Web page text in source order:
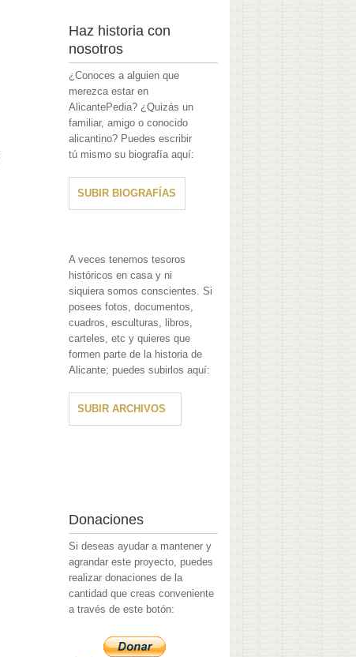
Haz historia con
nosotros
¿Conoces a alguien que
merezca estar en
AlicantePedia? ¿Quizás un
familiar, amigo o conocido
alicantino? Puedes escribir
tú mismo su biografía aquí:
SUBIR BIOGRAFÍAS
A veces tenemos tesoros
históricos en casa y ni
siquiera somos conscientes. Si
posees fotos, documentos,
cuadros, esculturas, libros,
carteles, etc y quieres que
formen parte de la historia de
Alicante; puedes subirlos aquí:
SUBIR ARCHIVOS
Donaciones
Si deseas ayudar a mantener y
agrandar este proyecto, puedes
realizar donaciones de la
cantidad que creas conveniente
a través de este botón: